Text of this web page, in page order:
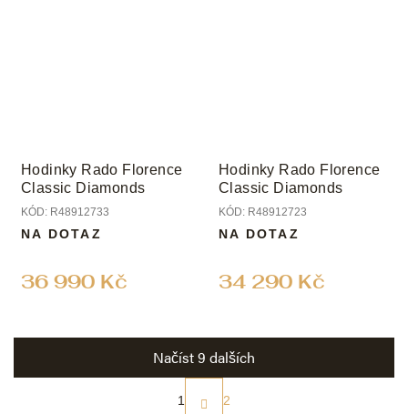
Hodinky Rado Florence
Classic Diamonds
KÓD: R48912733
36 990 Kč
NA DOTAZ
Hodinky Rado Florence
Classic Diamonds
KÓD: R48912723
34 290 Kč
NA DOTAZ
Načíst 9 dalších
S
t
1 2